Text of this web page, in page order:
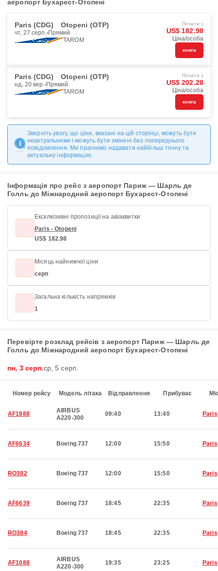
аеропорт Бухарест-Отопені
Paris (CDG) Otopeni (OTP)
чт, 27 серп. Прямий
TAROM
Почати з
US$ 182.98
Ціна/особа
книга
Paris (CDG) Otopeni (OTP)
нд, 20 вер. Прямий
TAROM
Почати з
US$ 202.28
Ціна/особа
книга
Зверніть увагу, що ціни, вказані на цій сторінці, можуть бути
неактуальними і можуть бути змінені без попереднього
повідомлення. Ми прагнемо надавати найбільш точну та
актуальну інформацію.
Інформація про рейс з аеропорт Париж — Шарль де
Голль до Міжнародний аеропорт Бухарест-Отопені
Ексклюзивні пропозиції на авіаквитки
Paris - Otopeni
US$ 182.98
Місяць найнижчої ціни
серп
Загальна кількість напрямків
1
Перевірте розклад рейсів з аеропорт Париж — Шарль де
Голль до Міжнародний аеропорт Бухарест-Отопені
пн, 3 серп.ср, 5 серп.
Номер рейсу Модель літака Відправлення Прибуває
AF1888
AIRBUS
A220-300
09:40 13:40 Paris
AF6634 Boeing 737 12:00 15:50 Paris
RO382 Boeing 737 12:00 15:50 Paris
AF6639 Boeing 737 18:45 22:35 Paris
RO384 Boeing 737 18:45 22:35 Paris
AF1088
AIRBUS
A220-300
19:35 23:25 Paris